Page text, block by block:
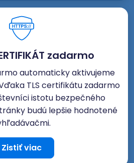
zadarmo
automaticky aktivujeme
TLS certifikátu zadarmo
istotu bezpečného
budú lepšie hodnotené
Zistiť viac